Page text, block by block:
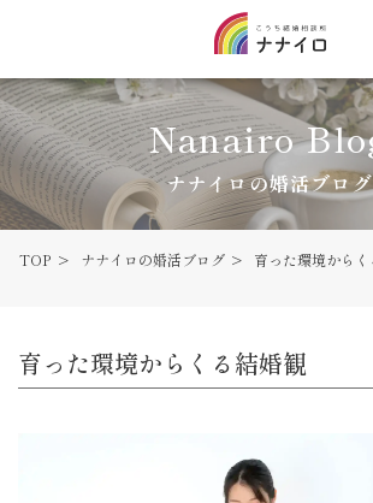
Nanairo
ナナイロの婚活ブログ
TOP ナナイロの婚活ブログ 育った環境から
育った環境からくる結婚観